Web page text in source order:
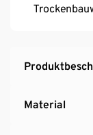
Material